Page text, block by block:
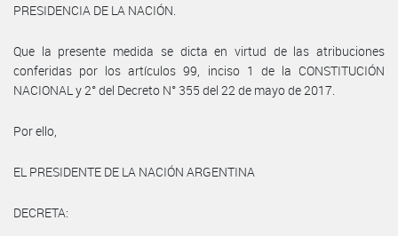
PRESIDENCIA DE LA NACIÓN.
Que la presente medida se dicta en virtud de las atribuciones
conferidas por los artículos 99, inciso 1 de la CONSTITUCIÓN
NACIONAL y 2° del Decreto N° 355 del 22 de mayo de 2017.
Por ello,
EL PRESIDENTE DE LA NACIÓN ARGENTINA
DECRETA: